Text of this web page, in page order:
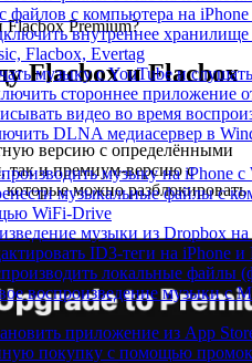
файлов с компьютера на
внутреннее
Flacbox, Evertag
музыку с YouTube и
стороннее приложение
видео во время
DLNA медиасервер в
музыку на iPhone
музыкальные файлы с
WiFi-Drive
музыки из Dropbox
ID3-теги на iPhone и
локальные файлы
воспроизведение музыки с
приложение из App
покупку с помощью
Premium?
Flacbox и Flacbox
версию с определёнными
так и премиум-версию с
можно разблокировать